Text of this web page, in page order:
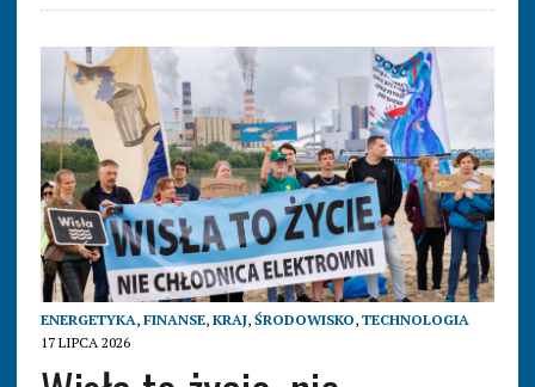
ENERGETYKA, FINANSE, KRAJ, ŚRODOWISKO, TECHNOLOGIA
17 LIPCA 2026